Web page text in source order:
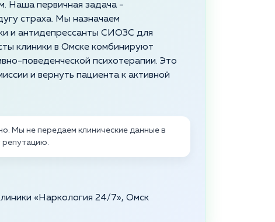
Наша первичная задача -
страха. Мы назначаем
и антидепрессанты СИОЗС для
клиники в Омске комбинируют
поведенческой психотерапии. Это
и вернуть пациента к активной
Мы не передаем клинические данные в
репутацию.
«Наркология 24/7», Омск